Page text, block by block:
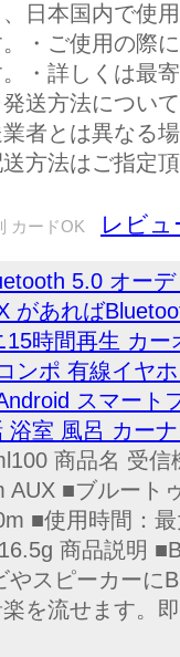
日本国内で使
・ご使用の際
・詳しくは最
送方法につい
者とは異なる
方法はご指定
カードOK レビュ
5.0 オー
があれば
15時間再生 カ
ンポ 有線イヤ
スマート
浴室 風呂 カー
商品名 受
AUX ■ブルート
■使用時間：
商品説明
やスピーカーに
を流せます。